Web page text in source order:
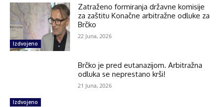
Izdvojeno
Zatraženo formiranja državne komisije
za zaštitu Konačne arbitražne odluke za
Brčko
22 Juna, 2026
Izdvojeno
Brčko je pred eutanazijom. Arbitražna
odluka se neprestano krši!
21 Juna, 2026